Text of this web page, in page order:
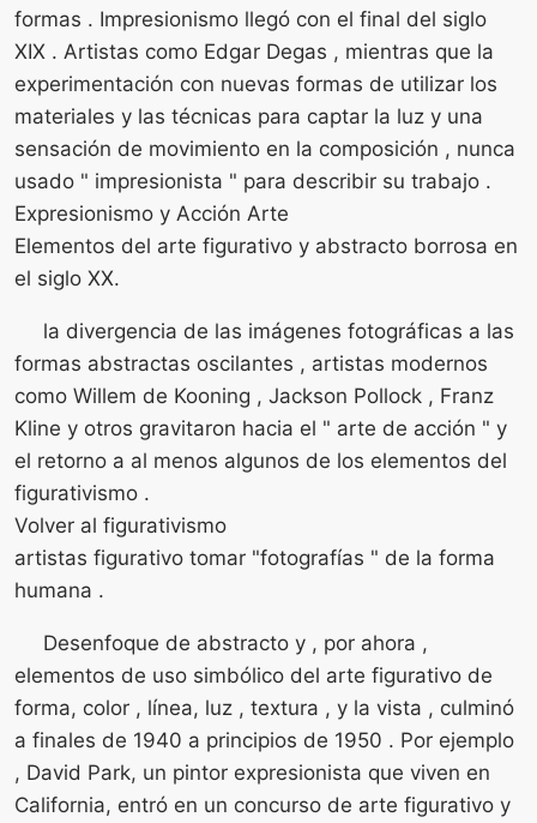
formas . Impresionismo llegó con el final del siglo
XIX . Artistas como Edgar Degas , mientras que la
experimentación con nuevas formas de utilizar los
materiales y las técnicas para captar la luz y una
sensación de movimiento en la composición , nunca
usado " impresionista " para describir su trabajo .
Expresionismo y Acción Arte
Elementos del arte figurativo y abstracto borrosa en
el siglo XX.
la divergencia de las imágenes fotográficas a las
formas abstractas oscilantes , artistas modernos
como Willem de Kooning , Jackson Pollock , Franz
Kline y otros gravitaron hacia el " arte de acción " y
el retorno a al menos algunos de los elementos del
figurativismo .
Volver al figurativismo
artistas figurativo tomar "fotografías " de la forma
humana .
Desenfoque de abstracto y , por ahora ,
elementos de uso simbólico del arte figurativo de
forma, color , línea, luz , textura , y la vista , culminó
a finales de 1940 a principios de 1950 . Por ejemplo
, David Park, un pintor expresionista que viven en
California, entró en un concurso de arte figurativo y